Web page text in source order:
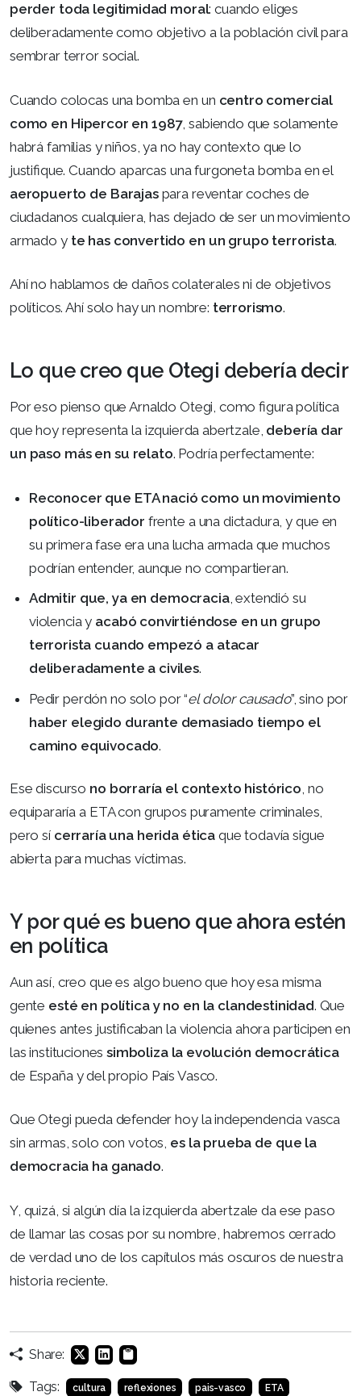
perder toda legitimidad moral: cuando eliges
deliberadamente como objetivo a la población civil para
sembrar terror social.
Cuando colocas una bomba en un centro comercial
como en Hipercor en 1987, sabiendo que solamente
habrá familias y niños, ya no hay contexto que lo
justifique. Cuando aparcas una furgoneta bomba en el
aeropuerto de Barajaspara reventar coches de
ciudadanos cualquiera, has dejado de ser un movimiento
armado y te has convertido en un grupo terrorista.
Ahí no hablamos de daños colaterales ni de objetivos
políticos. Ahí solo hay un nombre: terrorismo.
Lo que creo que Otegi debería decir
Por eso pienso que Arnaldo Otegi, como figura política
que hoy representa la izquierda abertzale, debería dar
un paso más en su relato. Podría perfectamente:
Reconocer que ETA nació como un movimiento
político-liberador frente a una dictadura, y que en
su primera fase era una lucha armada que muchos
podrían entender, aunque no compartieran.
Admitir que, ya en democracia, extendió su
violencia y acabó convirtiéndose en un grupo
terrorista cuando empezó a atacar
deliberadamente a civiles.
Pedir perdón no solo por “el dolor causado”, sino por
haber elegido durante demasiado tiempo el
camino equivocado.
Ese discurso no borraría el contexto histórico , no
equipararía a ETA con grupos puramente criminales,
pero sí cerraría una herida ética que todavía sigue
abierta para muchas víctimas.
Y por qué es bueno que ahora estén
en política
Aun así, creo que es algo bueno que hoy esa misma
gente esté en política y no en la clandestinidad. Que
quienes antes justificaban la violencia ahora participen en
las institucionessimboliza la evolución democrática
de España y del propio País Vasco.
Que Otegi pueda defender hoy la independencia vasca
sin armas, solo con votos, es la prueba de que la
democracia ha ganado.
Y, quizá, si algún día la izquierda abertzale da ese paso
de llamar las cosas por su nombre, habremos cerrado
de verdad uno de los capítulos más oscuros de nuestra
historia reciente.
Share:
Tags: cultura reflexiones pais-vasco ETA